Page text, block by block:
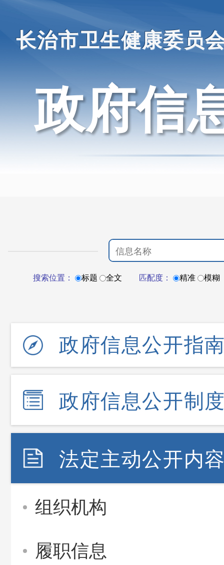
长治市卫生健康委员
政府信
搜索位置： 标题 全文 匹配度： 精准 模糊
政府信息公开指
政府信息公开制
法定主动公开内
组织机构
履职信息